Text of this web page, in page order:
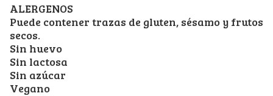
ALERGENOS
Puede contener trazas de gluten, sésamo y frutos
secos.
Sin huevo
Sin lactosa
Sin azúcar
Vegano